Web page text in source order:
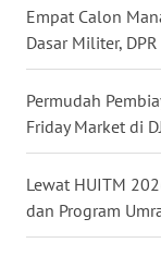
Empat Calon
Dasar Militer,
Permudah
Friday Market di
Lewat HUITM
dan Program
WN
WN
LESUNG
WN